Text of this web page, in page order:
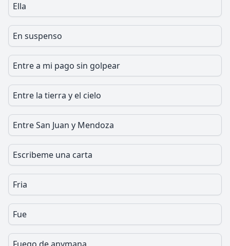
Ella
En suspenso
Entre a mi pago sin golpear
Entre la tierra y el cielo
Entre San Juan y Mendoza
Escribeme una carta
Fria
Fue